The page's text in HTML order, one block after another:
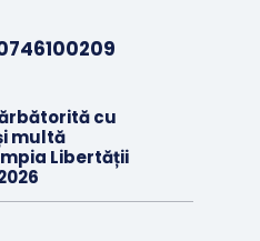
cu
multă
Libertății